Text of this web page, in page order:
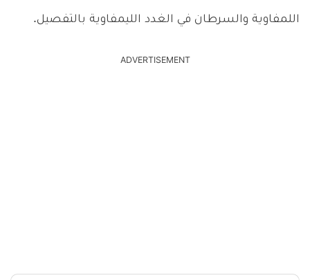
اللمفاوية والسرطان في الغدد الليمفاوية بالتفصيل.
ADVERTISEMENT